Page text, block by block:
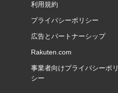
利用規約
プライバシーポリシー
広告とパートナーシップ
Rakuten.com
事業者向けプライバシーポリ
シー